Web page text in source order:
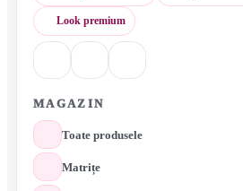
Look premium
MAGAZIN
Toate produsele
Matrițe